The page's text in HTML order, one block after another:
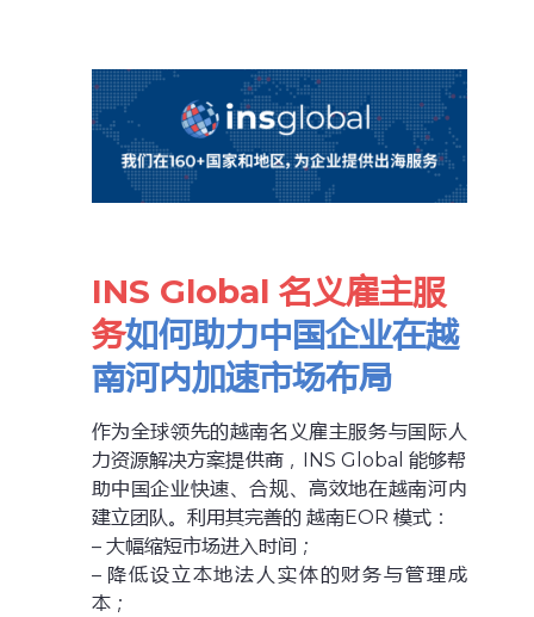
INS Global 名义雇主服
务如何助力中国企业在越
南河内加速市场布局
作为全球领先的越南名义雇主服务与国际人
力资源解决方案提供商，INS Global 能够帮
助中国企业快速、合规、高效地在越南河内
建立团队。利用其完善的 越南EOR 模式：
– 大幅缩短市场进入时间；
– 降低设立本地法人实体的财务与管理成
本；